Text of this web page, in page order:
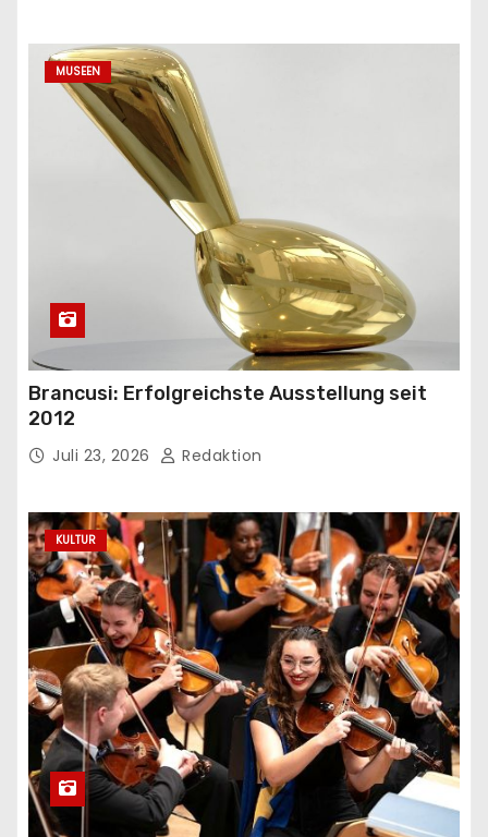
MUSEEN
Brancusi: Erfolgreichste Ausstellung seit
2012
Juli 23, 2026 Redaktion
KULTUR